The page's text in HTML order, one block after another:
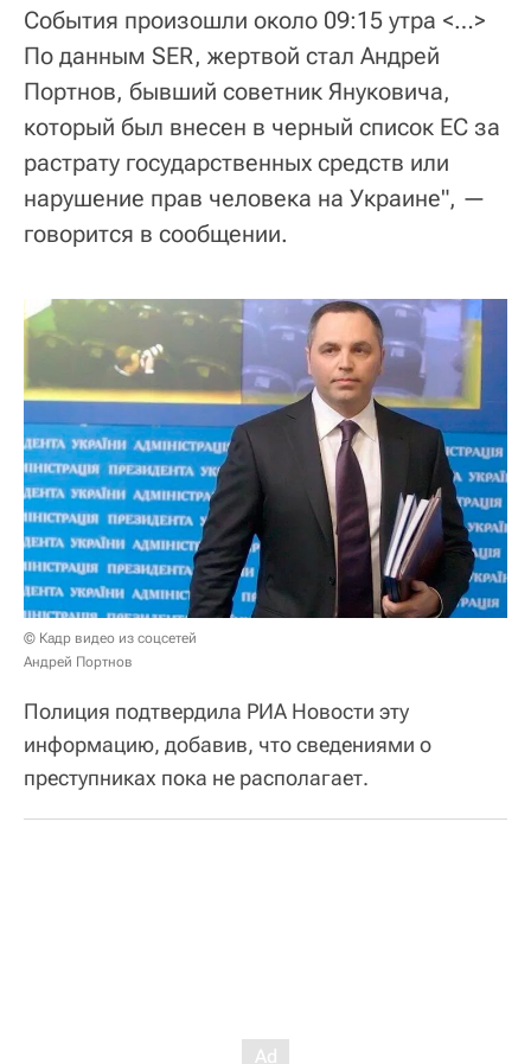
События произошли около 09:15 утра <…>
По данным SER, жертвой стал Андрей
Портнов, бывший советник Януковича,
который был внесен в черный список ЕС за
растрату государственных средств или
нарушение прав человека на Украине", —
говорится в сообщении.
© Кадр видео из соцсетей
Андрей Портнов
Полиция подтвердила РИА Новости эту
информацию, добавив, что сведениями о
преступниках пока не располагает.